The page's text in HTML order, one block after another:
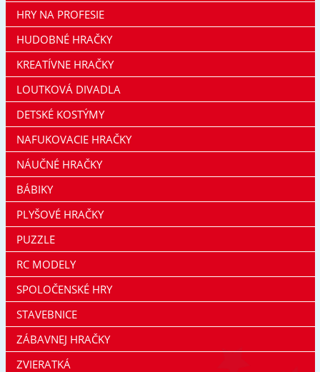
HRY NA PROFESIE
HUDOBNÉ HRAČKY
KREATÍVNE HRAČKY
LOUTKOVÁ DIVADLA
DETSKÉ KOSTÝMY
NAFUKOVACIE HRAČKY
NÁUČNÉ HRAČKY
BÁBIKY
PLYŠOVÉ HRAČKY
PUZZLE
RC MODELY
SPOLOČENSKÉ HRY
STAVEBNICE
ZÁBAVNEJ HRAČKY
ZVIERATKÁ